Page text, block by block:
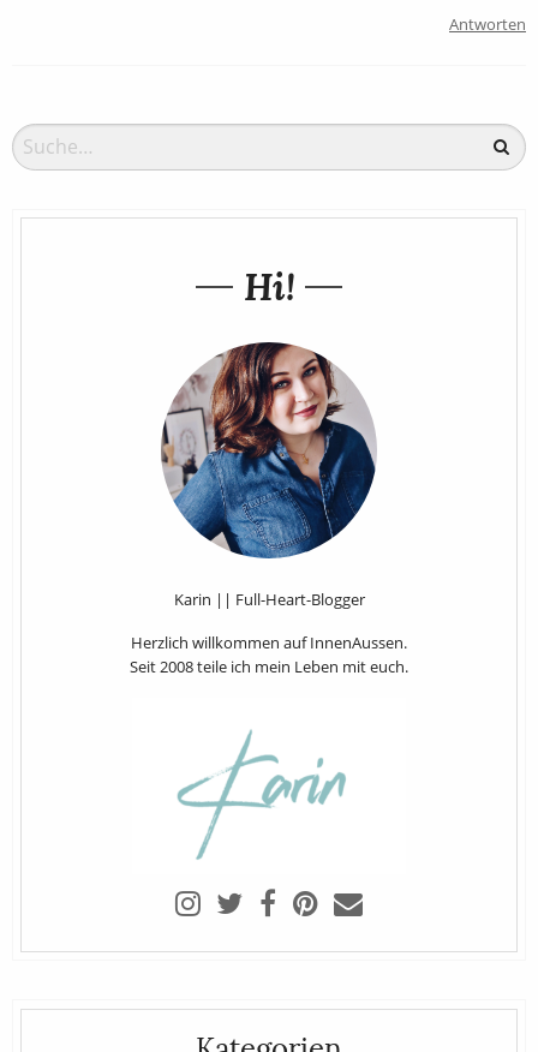
Antworten
Hi!
Karin || Full-Heart-Blogger
Herzlich willkommen auf InnenAussen.
Seit 2008 teile ich mein Leben mit euch.